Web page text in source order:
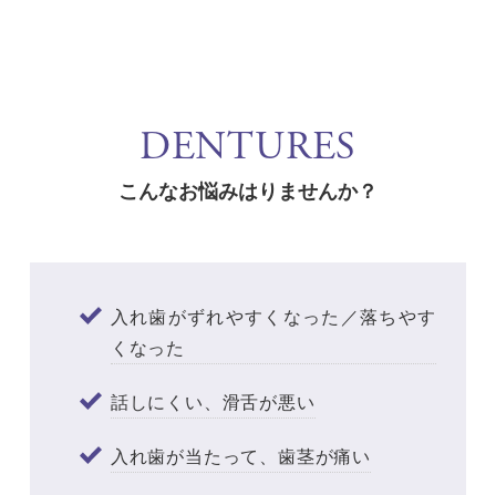
DENTURES
こんなお悩みはりませんか？
入れ歯がずれやすくなった／落ちやす
くなった
話しにくい、滑舌が悪い
入れ歯が当たって、歯茎が痛い